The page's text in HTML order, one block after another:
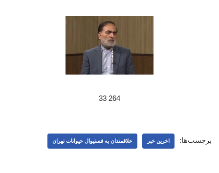
264 33
برچسب‌ها: اخرین خبر علاقمندان به فستیوال حیوانات تهران